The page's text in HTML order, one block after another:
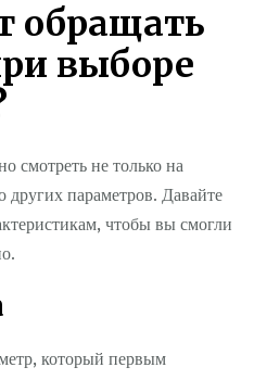
обращать
выборе
смотреть не только на
других параметров. Давайте
чтобы вы смогли
который первым